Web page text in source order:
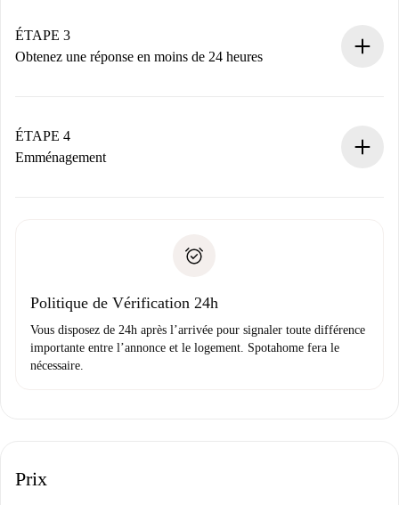
Nous ne vous facturerons rien tant que le propriétaire
n’aura pas accepté.
ÉTAPE 3
Obtenez une réponse en moins de 24 heures
contact avec le propriétaire.
Si refusé : aucun prélèvement et nous vous proposerons
Justificatif de solvabilité
ÉTAPE 4
Emménagement
uniquement si aucun problème n'est signalé.
Politique de Vérification 24h
Vous disposez de 24h après l’arrivée pour signaler toute différence
importante entre l’annonce et le logement. Spotahome fera le
nécessaire.
Prix